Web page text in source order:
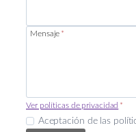
Mensaje *
Ver políticas de privacidad *
Aceptación de las